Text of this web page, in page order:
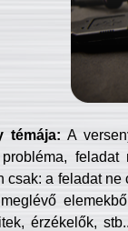
témája: A
feladat
csak: a feladat
érzékelők,